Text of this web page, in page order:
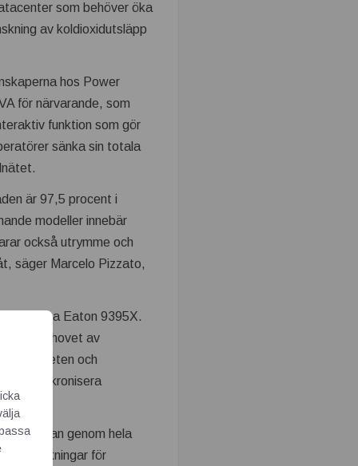
som behöver öka
av koldioxidutsläpp
hos Power
för närvarande, som
funktion som gör
sänka sin totala
är 97,5 procent i
modeller innebär
också utrymme och
säger Marcelo Pizzato,
driftsätta Eaton 9395X.
behovet av
och
att synkronisera
genom hela
i beräkningar för